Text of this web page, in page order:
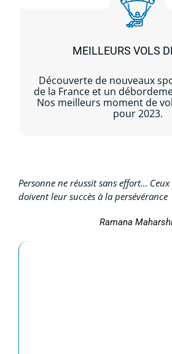
MEILLEURS VOLS
Découverte de nouveaux
de la France et un
Nos meilleurs moment de
pour 2023.
Personne ne réussit sans effort…
doivent leur succès à la persévérance
Ramana